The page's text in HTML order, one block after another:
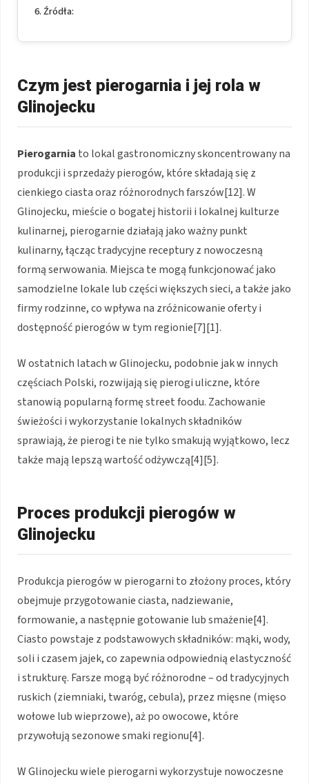
Źródła:
Czym jest pierogarnia i jej rola w
Glinojecku
Pierogarnia to lokal gastronomiczny skoncentrowany na
produkcji i sprzedaży pierogów, które składają się z
cienkiego ciasta oraz różnorodnych farszów[12]. W
Glinojecku, mieście o bogatej historii i lokalnej kulturze
kulinarnej, pierogarnie działają jako ważny punkt
kulinarny, łącząc tradycyjne receptury z nowoczesną
formą serwowania. Miejsca te mogą funkcjonować jako
samodzielne lokale lub części większych sieci, a także jako
firmy rodzinne, co wpływa na zróżnicowanie oferty i
dostępność pierogów w tym regionie[7][1].
W ostatnich latach w Glinojecku, podobnie jak w innych
częściach Polski, rozwijają się pierogi uliczne, które
stanowią popularną formę street foodu. Zachowanie
świeżości i wykorzystanie lokalnych składników
sprawiają, że pierogi te nie tylko smakują wyjątkowo, lecz
także mają lepszą wartość odżywczą[4][5].
Proces produkcji pierogów w
Glinojecku
Produkcja pierogów w pierogarni to złożony proces, który
obejmuje przygotowanie ciasta, nadziewanie,
formowanie, a następnie gotowanie lub smażenie[4].
Ciasto powstaje z podstawowych składników: mąki, wody,
soli i czasem jajek, co zapewnia odpowiednią elastyczność
i strukturę. Farsze mogą być różnorodne – od tradycyjnych
ruskich (ziemniaki, twaróg, cebula), przez mięsne (mięso
wołowe lub wieprzowe), aż po owocowe, które
przywołują sezonowe smaki regionu[4].
W Glinojecku wiele pierogarni wykorzystuje nowoczesne